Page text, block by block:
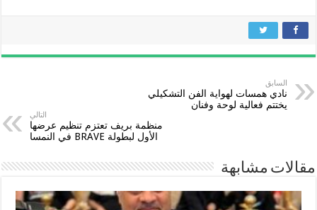
السابق
نادي همسات لهواية الفن التشكيلي
يختتم فعالية لوحة وفنان
التالي
منظمة بريف تعتزم تنظيم عرضها
الأول لبطولة BRAVE في النمسا
مقالات مشابهة